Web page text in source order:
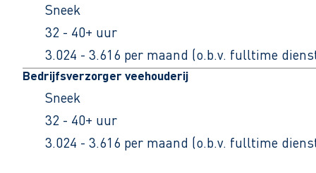
Sneek
32 - 40+ uur
3.024 - 3.616 per maand (o.b.v. fulltime
Bedrijfsverzorger veehouderij
Sneek
32 - 40+ uur
3.024 - 3.616 per maand (o.b.v. fulltime